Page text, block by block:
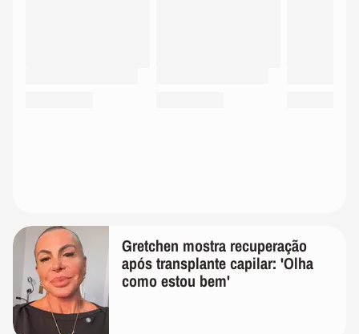
Gretchen mostra recuperação
após transplante capilar: 'Olha
como estou bem'